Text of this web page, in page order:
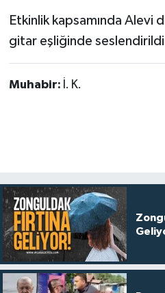
Etkinlik kapsamında Alevi
gitar eşliğinde seslendirildi
Muhabir: İ. K.